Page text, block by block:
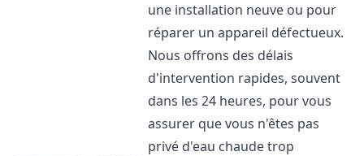
une installation neuve ou pour
réparer un appareil défectueux.
Nous offrons des délais
d'intervention rapides, souvent
dans les 24 heures, pour vous
assurer que vous n'êtes pas
privé d'eau chaude trop